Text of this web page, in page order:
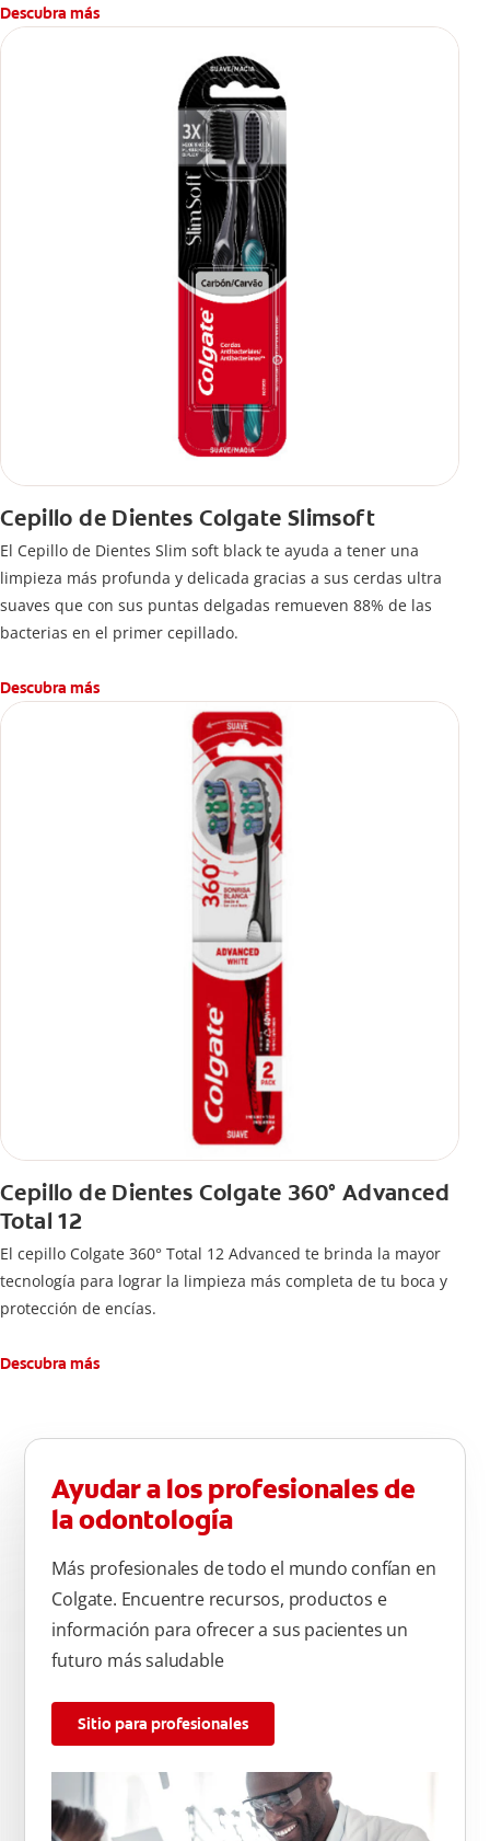
Descubra más
Cepillo de Dientes Colgate Slimsoft
El Cepillo de Dientes Slim soft black te ayuda a tener una
limpieza más profunda y delicada gracias a sus cerdas ultra
suaves que con sus puntas delgadas remueven 88% de las
bacterias en el primer cepillado.
Descubra más
Cepillo de Dientes Colgate 360° Advanced
Total 12
El cepillo Colgate 360° Total 12 Advanced te brinda la mayor
tecnología para lograr la limpieza más completa de tu boca y
protección de encías.
Descubra más
Ayudar a los profesionales de
la odontología
Más profesionales de todo el mundo confían en
Colgate. Encuentre recursos, productos e
información para ofrecer a sus pacientes un
futuro más saludable
Sitio para profesionales